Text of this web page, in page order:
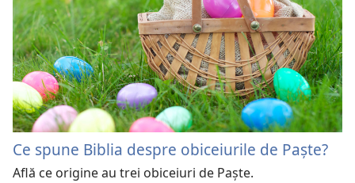
Ce spune Biblia despre obiceiurile de Paște?
Află ce origine au trei obiceiuri de Paște.